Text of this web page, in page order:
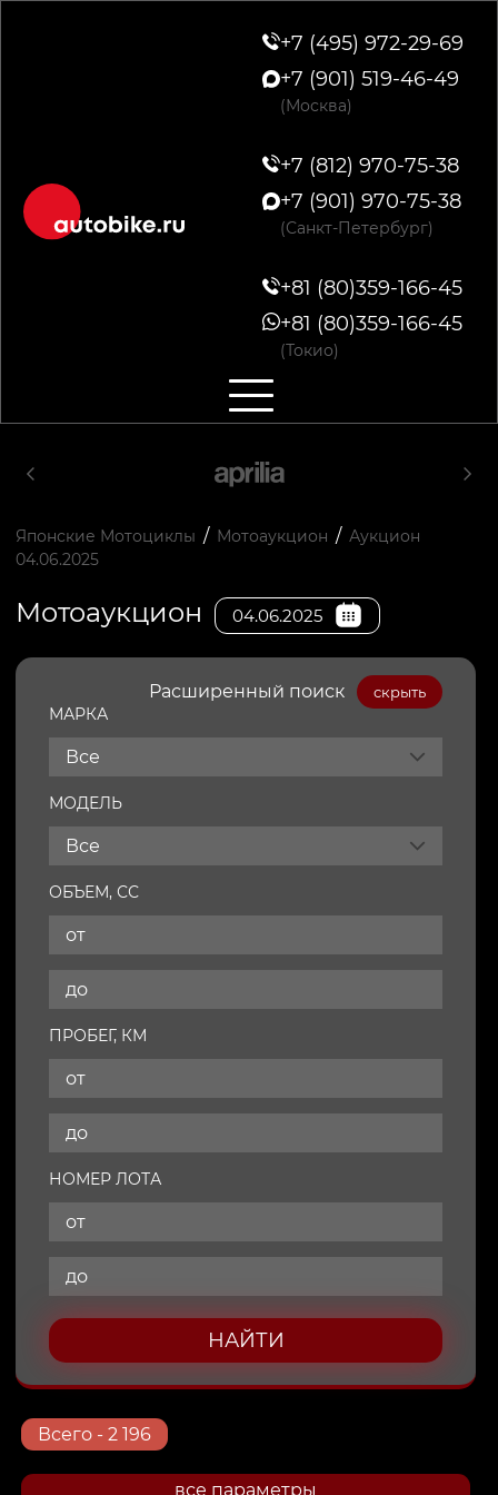
+7 (495) 972-29-69
+7 (901) 519-46-49
(Москва)
+7 (812) 970-75-38
+7 (901) 970-75-38
(Санкт-Петербург)
+81 (80)359-166-45
+81 (80)359-166-45
(Токио)
Японские Мотоциклы / Мотоаукцион / Аукцион
04.06.2025
Мотоаукцион 04.06.2025
Расширенный поиск скрыть
МАРКА
Все
МОДЕЛЬ
Все
ОБЪЕМ, СС
ПРОБЕГ, КМ
НОМЕР ЛОТА
НАЙТИ
Всего - 2 196
все параметры